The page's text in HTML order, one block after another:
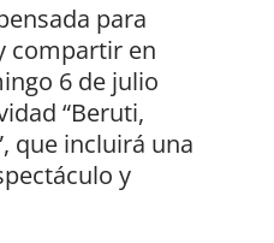
para
compartir en
6 de julio
“Beruti,
que incluirá una
y